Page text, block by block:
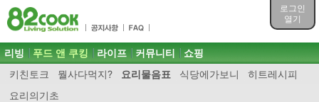
로그인
열기
목차
주메뉴 바로가기
컨텐츠 바로가기
검색 바로가기
로그인 바로가기
주메뉴
리빙 푸드 앤 쿠킹
키친토크 뭘사다먹지? 요리물음표 식당에가보니
히트레시피
요리의기초
라이프 커뮤니티 쇼핑